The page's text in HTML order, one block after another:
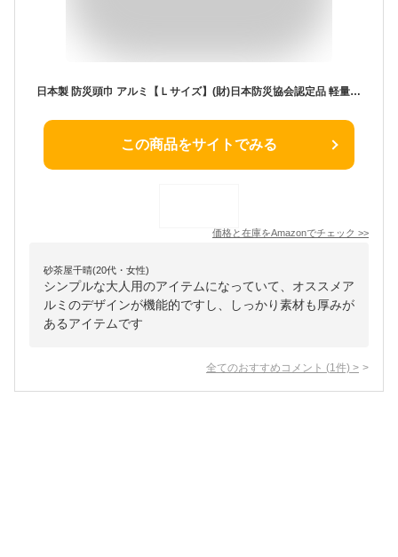
日本製 防災頭巾 アルミ【Ｌサイズ】(財)日本防災協会認定品 軽量 防炎 防災クッション 難燃素材使用 カネカロン使用
この商品をサイトでみる
価格と在庫をAmazonでチェック >>
砂茶屋千晴(20代・女性)
シンプルな大人用のアイテムになっていて、オススメア
ルミのデザインが機能的ですし、しっかり素材も厚みが
あるアイテムです
全てのおすすめコメント (1 件) >